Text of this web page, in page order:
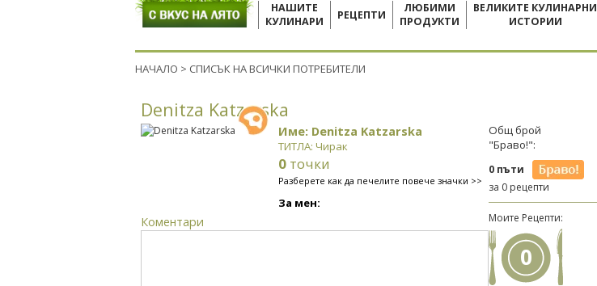
НАШИТЕ
КУЛИНАРИ
РЕЦЕПТИ
ЛЮБИМИ
ПРОДУКТИ
ВЕЛИКИТЕ КУЛИНАРНИ
ИСТОРИИ
НАЧАЛО > СПИСЪК НА ВСИЧКИ ПОТРЕБИТЕЛИ
Denitza Katzarska
Име: Denitza Katzarska
ТИТЛА: Чирак
0 точки
Разберете как да печелите повече значки >>
За мен:
Коментари
Общ брой
"Браво!":
0 пъти
за 0 рецепти
Моите Рецепти:
0